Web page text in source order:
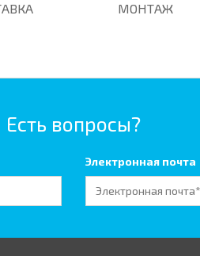
МОНТАЖ
Есть вопросы?
Электронная почта